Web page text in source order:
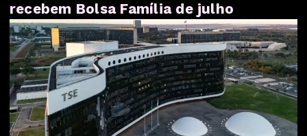
recebem Bolsa Família de julho